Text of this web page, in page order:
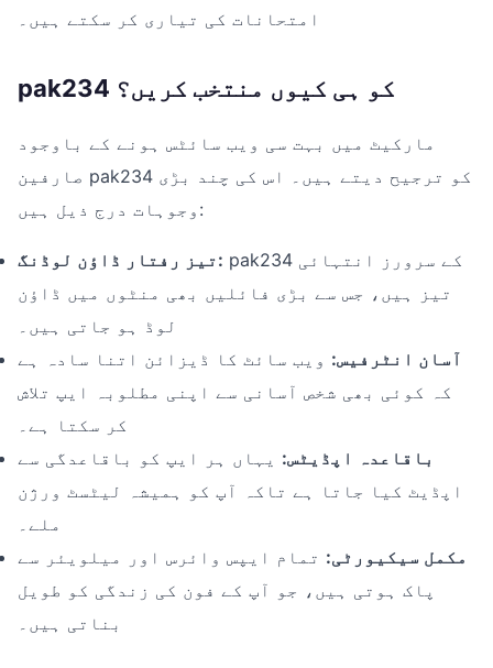
امتحانات کی تیاری کر سکتے ہیں۔
pak234 کو ہی کیوں منتخب کریں؟
مارکیٹ میں بہت سی ویب سائٹس ہونے کے باوجود
صارفین pak234 کو ترجیح دیتے ہیں۔ اس کی چند بڑی
وجوہات درج ذیل ہیں:
تیز رفتار ڈاؤن لوڈنگ: pak234 کے سرورز انتہائی
تیز ہیں، جس سے بڑی فائلیں بھی منٹوں میں ڈاؤن
لوڈ ہو جاتی ہیں۔
آسان انٹرفیس: ویب سائٹ کا ڈیزائن اتنا سادہ ہے
کہ کوئی بھی شخص آسانی سے اپنی مطلوبہ ایپ تلاش
کر سکتا ہے۔
باقاعدہ اپڈیٹس: یہاں ہر ایپ کو باقاعدگی سے
اپڈیٹ کیا جاتا ہے تاکہ آپ کو ہمیشہ لیٹسٹ ورژن
ملے۔
مکمل سیکیورٹی: تمام ایپس وائرس اور میلویئر سے
پاک ہوتی ہیں، جو آپ کے فون کی زندگی کو طویل
بناتی ہیں۔